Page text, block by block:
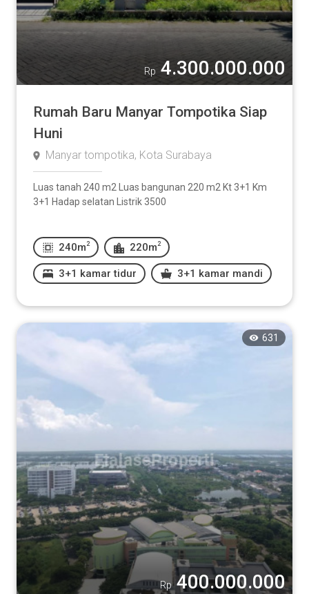
Rp 4.300.000.000
Rumah Baru Manyar Tompotika Siap
Huni
Manyar tompotika, Kota Surabaya
Luas tanah 240 m2 Luas bangunan 220 m2 Kt 3+1 Km
3+1 Hadap selatan Listrik 3500
240m 2 220m 2
3+1 kamar tidur 3+1 kamar mandi
631
Rp 400.000.000